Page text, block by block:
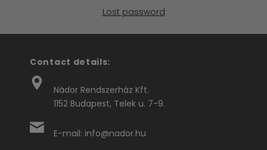
Lost password
Contact details:
Nádor Rendszerház Kft.
1152 Budapest, Telek u. 7-9.
E-mail: info@nador.hu